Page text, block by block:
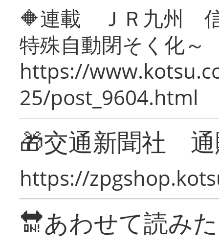
🔶連載 ＪＲ九州 信
特殊自動閉そく化～
https://
25/post_9604.html
🎁交通新聞社
https://
🔛あわせて読み